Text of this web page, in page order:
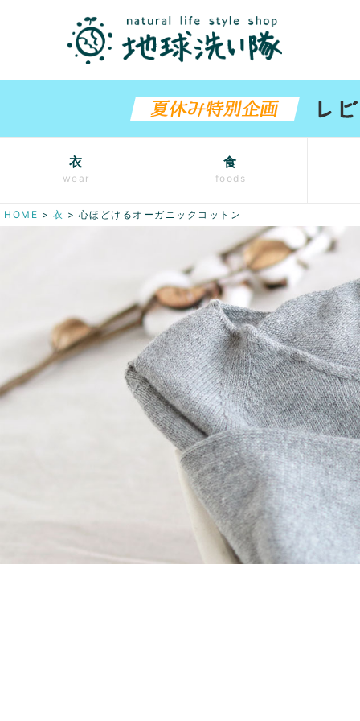
衣
wear
食
foods
HOME 衣 心ほどけるオーガニックコットン